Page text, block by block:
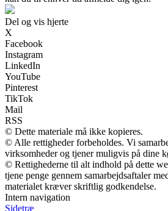
Del og vis hjerte
X
Facebook
Instagram
LinkedIn
YouTube
Pinterest
TikTok
Mail
RSS
© Dette materiale må ikke kopieres.
© Alle rettigheder forbeholdes. Vi
virksomheder og tjener muligvis på dine
© Rettighederne til alt indhold på dette
tjene penge gennem samarbejdsaftaler
materialet kræver skriftlig godkendelse.
Intern navigation
Sidetræ